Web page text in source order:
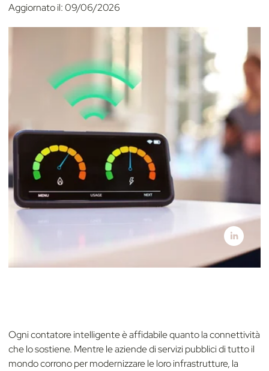
Aggiornato il:09/06/2026
Ogni contatore intelligente è affidabile quanto la connettività
che lo sostiene. Mentre le aziende di servizi pubblici di tutto il
mondo corrono per modernizzare le loro infrastrutture, la